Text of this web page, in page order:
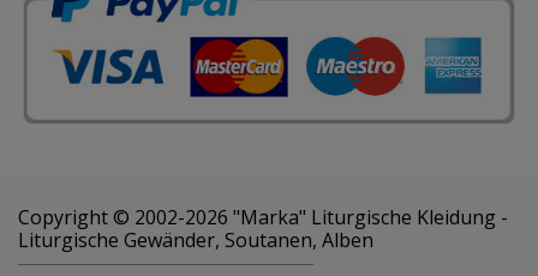
Copyright © 2002-2026 "Marka" Liturgische Kleidung -
Liturgische Gewänder, Soutanen, Alben